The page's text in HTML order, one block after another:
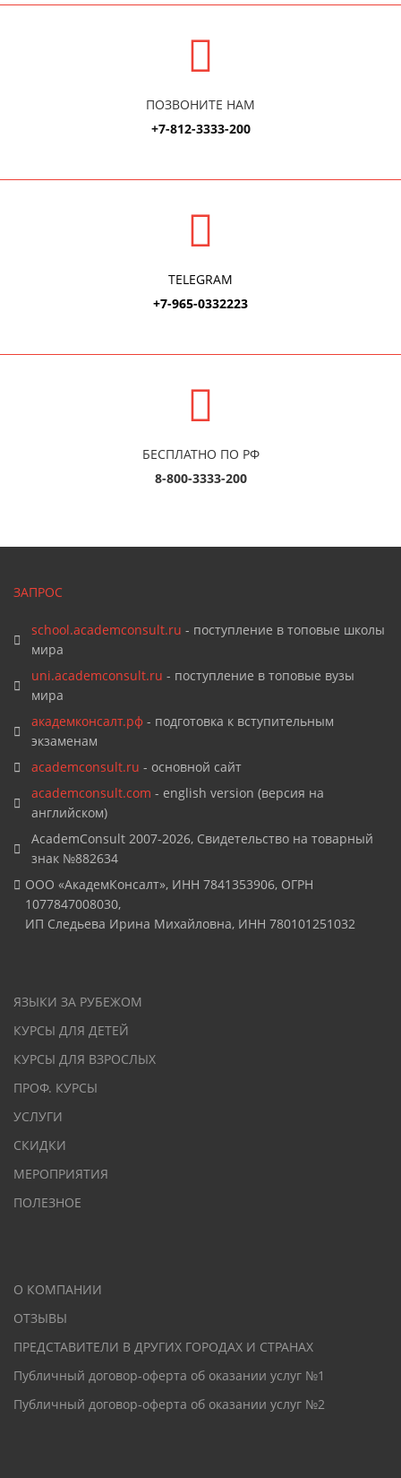
ПОЗВОНИТЕ НАМ
+7-812-3333-200
TELEGRAM
+7-965-0332223
БЕСПЛАТНО ПО РФ
8-800-3333-200
ЗАПРОС
school.academconsult.ru - поступление в топовые школы
мира
uni.academconsult.ru - поступление в топовые вузы
мира
академконсалт.рф- подготовка к вступительным
экзаменам
academconsult.ru - основной сайт
academconsult.com - english version (версия на
английском)
AcademConsult 2007-2026, Свидетельство на товарный
знак №882634
ООО «АкадемКонсалт», ИНН 7841353906, ОГРН
1077847008030,
ИП Следьева Ирина Михайловна, ИНН 780101251032
ЯЗЫКИ ЗА РУБЕЖОМ
КУРСЫ ДЛЯ ДЕТЕЙ
КУРСЫ ДЛЯ ВЗРОСЛЫХ
ПРОФ. КУРСЫ
УСЛУГИ
СКИДКИ
МЕРОПРИЯТИЯ
ПОЛЕЗНОЕ
О КОМПАНИИ
ОТЗЫВЫ
ПРЕДСТАВИТЕЛИ В ДРУГИХ ГОРОДАХ И СТРАНАХ
Публичный договор-оферта об оказании услуг №1
Публичный договор-оферта об оказании услуг №2